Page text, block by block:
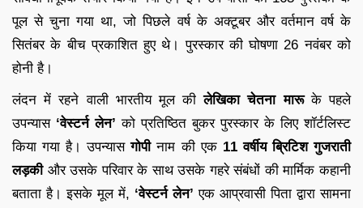
पूल से चुना गया था, जो पिछले वर्ष के अक्टूबर और वर्तमान वर्ष के
सितंबर के बीच प्रकाशित हुए थे। पुरस्कार की घोषणा 26 नवंबर को
होनी है।
लंदन में रहने वाली भारतीय मूल कीलेखिका चेतना मारूके पहले
उपन्यास‘वेस्टर्न लेन’ को प्रतिष्ठित बुकर पुरस्कार के लिए शॉर्टलिस्ट
किया गया है। उपन्यासगोपीनाम की एक 11 वर्षीय ब्रिटिश गुजराती
लड़कीऔर उसके परिवार के साथ उसके गहरे संबंधों की मार्मिक कहानी
बताता है। इसके मूल में, ‘वेस्टर्न लेन’ एक आप्रवासी पिता द्वारा सामना